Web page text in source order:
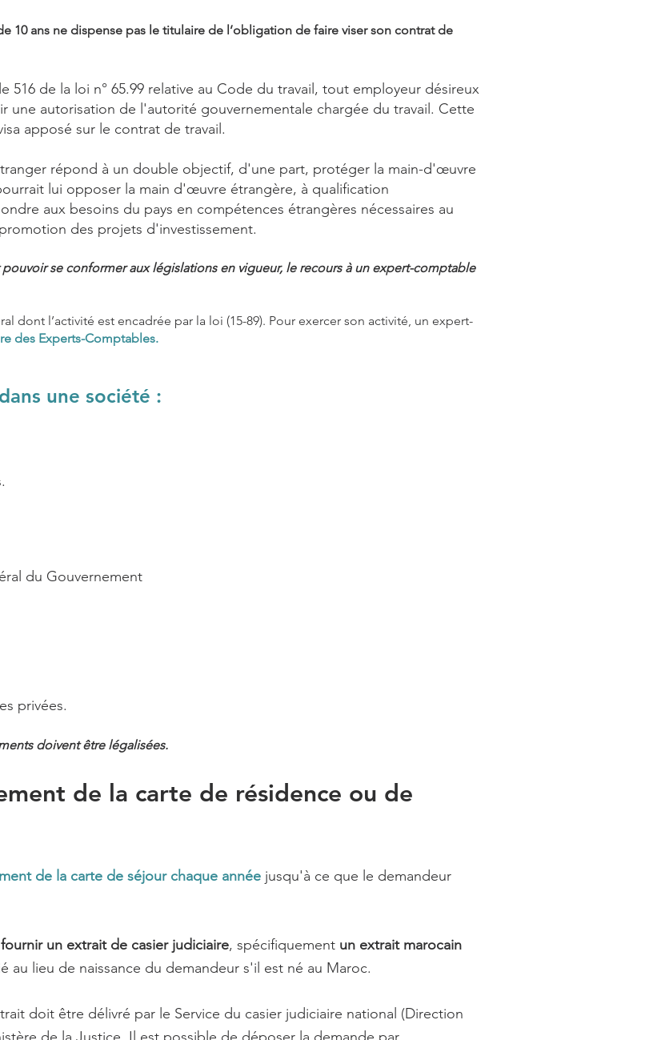
10 ans ne dispense pas le titulaire de l’obligation de faire viser son contrat de
de la loi n° 65.99 relative au Code du travail, tout employeur désireux
une autorisation de l'autorité gouvernementale chargée du travail. Cette
apposé sur le contrat de travail.
répond à un double objectif, d'une part, protéger la main-d'œuvre
lui opposer la main d'œuvre étrangère, à qualification
aux besoins du pays en compétences étrangères nécessaires au
des projets d'investissement.
se conformer aux législations en vigueur, le recours à un expert-comptable
dont l’activité est encadrée par la loi (15-89). Pour exercer son activité, un expert-
des Experts-Comptables.
une société :
du Gouvernement
privées.
doivent être légalisées.
de la carte de résidence ou de
de la carte de séjour chaque année jusqu'à ce que le demandeur
un extrait de casier judiciaire, spécifiquement un extrait marocain
au lieu de naissance du demandeur s'il est né au Maroc.
doit être délivré par le Service du casier judiciaire national (Direction